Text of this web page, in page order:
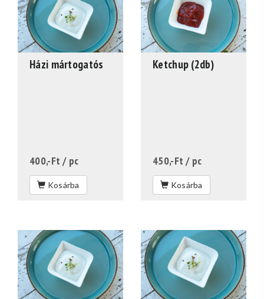
Házi mártogatós
400,-Ft/ pc
Kosárba
Ketchup (2db)
450,-Ft/ pc
Kosárba